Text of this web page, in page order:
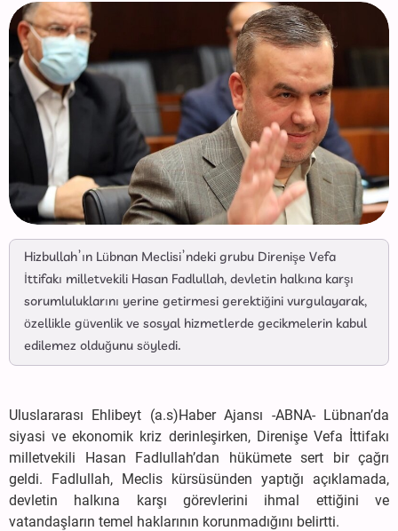
Hizbullah’ın Lübnan Meclisi’ndeki grubu Direnişe Vefa
İttifakı milletvekili Hasan Fadlullah, devletin halkına karşı
sorumluluklarını yerine getirmesi gerektiğini vurgulayarak,
özellikle güvenlik ve sosyal hizmetlerde gecikmelerin kabul
edilemez olduğunu söyledi.
Uluslararası Ehlibeyt (a.s)Haber Ajansı -ABNA- Lübnan’da
siyasi ve ekonomik kriz derinleşirken, Direnişe Vefa İttifakı
milletvekili Hasan Fadlullah’dan hükümete sert bir çağrı
geldi. Fadlullah, Meclis kürsüsünden yaptığı açıklamada,
devletin halkına karşı görevlerini ihmal ettiğini ve
vatandaşların temel haklarının korunmadığını belirtti.